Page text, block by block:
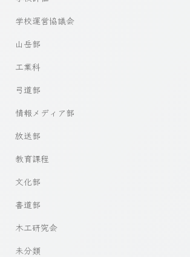
学校運営協議会
山岳部
工業科
弓道部
情報メディア部
放送部
教育課程
文化部
書道部
木工研究会
未分類